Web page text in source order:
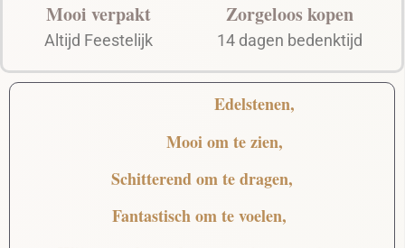
Mooi verpakt
Altijd Feestelijk
Zorgeloos kopen
14 dagen bedenktijd
Edelstenen,
Mooiom te zien,
Schitterendom te dragen,
Fantastischom te voelen,